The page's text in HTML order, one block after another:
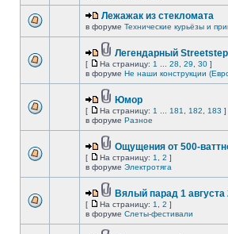
Лежажак из стекломата
в форуме Технические курьёзы и
Легендарный
[ На страницу: 1 28 29 30 ]
в форуме Не наши конструкции
Юмор
[ На страницу: 1 181 182 183 ]
в форуме Разное
Ощущения от 500-
[ На страницу: 1 2 ]
в форуме Электротяга
Вялый парад 1 августа
[ На страницу: 1 2 ]
в форуме Слеты-фестивали